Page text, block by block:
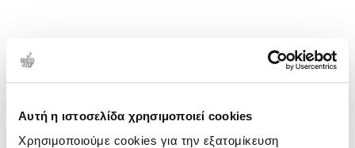
Αυτή η ιστοσελίδα χρησιμοποιεί cookies
Χρησιμοποιούμε cookies για την εξατομίκευση